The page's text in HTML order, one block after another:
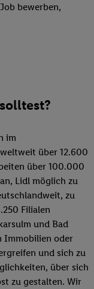
bewerben,
im
über 12.600
über 100.000
Lidl möglich zu
zu
Filialen
und Bad
Immobilien oder
und sich zu
über sich
zu gestalten. Wir